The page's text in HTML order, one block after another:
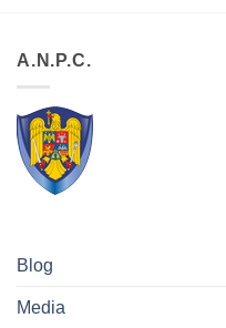
A.N.P.C.
Blog
Media